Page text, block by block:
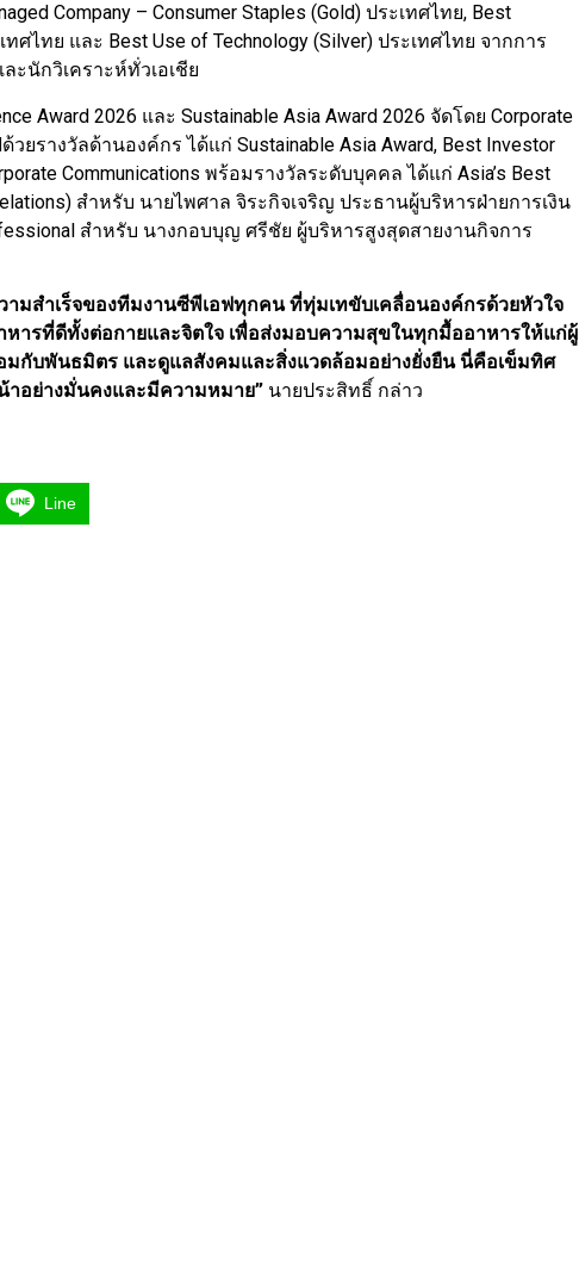
Company – Consumer Staples (Gold) ประเทศไทย, Best
ทศไทย และ Best Use of Technology (Silver) ประเทศไทย จากการ
นักวิเคราะห์ทั่วเอเชีย
Award 2026 และ Sustainable Asia Award 2026 จัดโดย Corporate
วยรางวัลด้านองค์กร ได้แก่ Sustainable Asia Award, Best Investor
Communications พร้อมรางวัลระดับบุคคล ได้แก่ Asia’s Best
สำหรับ นายไพศาล จิระกิจเจริญ ประธานผู้บริหารฝ่ายการเงิน
สำหรับ นางกอบบุญ ศรีชัย ผู้บริหารสูงสุดสายงานกิจการ
ามสำเร็จของทีมงานซีพีเอฟทุกคน ที่ทุ่มเทขับเคลื่อนองค์กรด้วยหัวใจ
ารที่ดีทั้งต่อกายและจิตใจ เพื่อส่งมอบความสุขในทุกมื้ออาหารให้แก่ผู้
มกับพันธมิตร และดูแลสังคมและสิ่งแวดล้อมอย่างยั่งยืน นี่คือเข็มทิศ
อย่างมั่นคงและมีความหมาย” นายประสิทธิ์ กล่าว
Line